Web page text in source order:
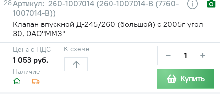
28
260-1007014 (260-1007014-В (7760-
1007014-В))
Клапан впускной Д-245/260 (большой) с 2005г угол
30, ОАО"ММЗ"
Наличие
Цена с НДС
1 053 руб.
К схеме − +
Купить